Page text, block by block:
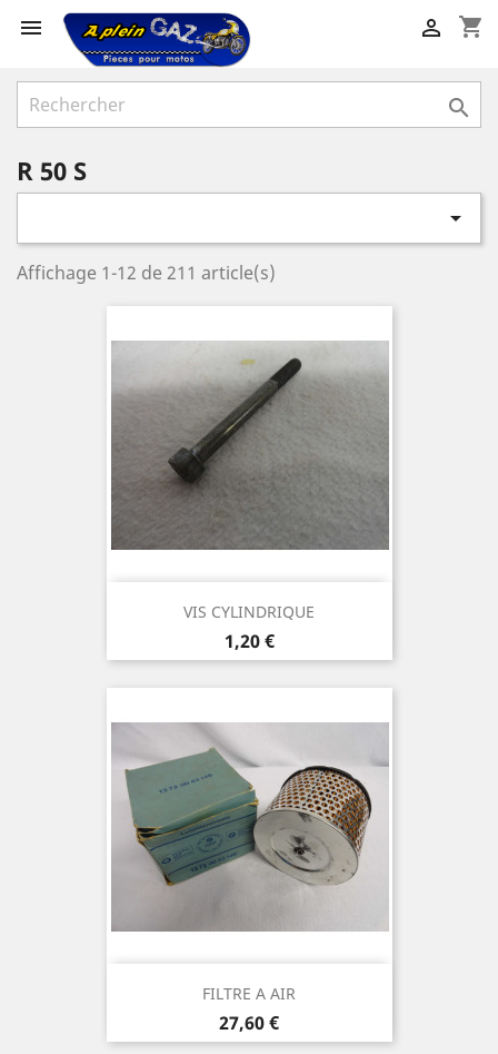
 shopping_cart


R 50 S

Affichage 1-12 de 211 article(s)
VIS CYLINDRIQUE
Prix
1,20 €
FILTRE A AIR
Prix
27,60 €